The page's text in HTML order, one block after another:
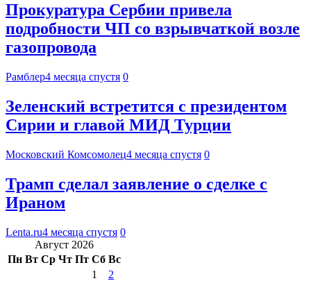
Прокуратура Сербии привела
подробности ЧП со взрывчаткой возле
газопровода
Рамблер4 месяца спустя 0
Зеленский встретится с президентом
Сирии и главой МИД Турции
Московский Комсомолец4 месяца спустя 0
Трамп сделал заявление о сделке с
Ираном
Lenta.ru4 месяца спустя 0
Август 2026
Пн Вт Ср Чт Пт Сб Вс
1
2